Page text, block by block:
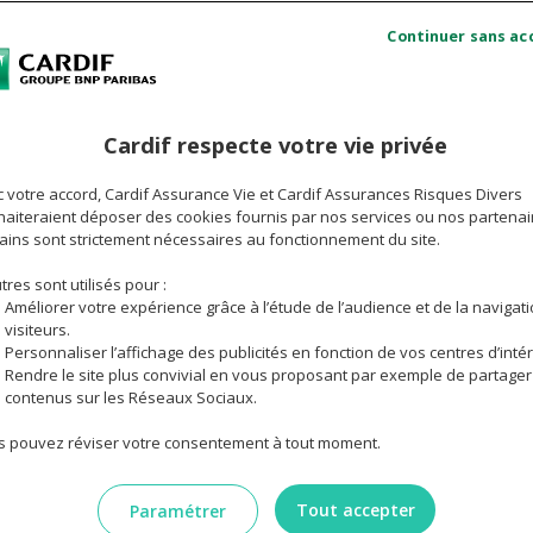
couvrent les risques climatiques ?
transforme profondément le paysage du secteur
sécheresse, tempêtes : ces risques climatiques
et bouleversent les mécanismes traditionnels de
habitation joue un rôle crucial pour vous
Cardif, assureur, vous explique tout !
changement climatique sur les
: en bref
Cardif respecte votre vie privée
votre accord, Cardif Assurance Vie et Cardif Assurances Risques Divers
déposer des cookies fournis par nos services ou nos
sont strictement nécessaires au fonctionnement du site.
sont utilisés pour :
Améliorer votre expérience grâce à l’étude de l’audience et de la
visiteurs.
Personnaliser l’affichage des publicités en fonction de vos centres
Rendre le site plus convivial en vous proposant par exemple de
contenus sur les Réseaux Sociaux.
pouvez réviser votre consentement à tout moment.
Tout accepter
Paramétrer